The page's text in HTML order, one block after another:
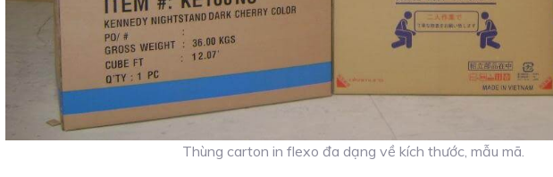
Thùng carton in flexo đa dạng về kích thước, mẫu mã.